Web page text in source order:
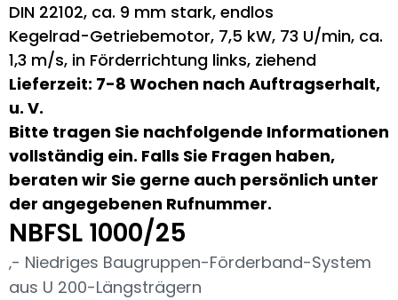
DIN 22102, ca. 9 mm stark, endlos
Kegelrad-Getriebemotor, 7,5 kW, 73 U/min, ca.
1,3 m/s, in Förderrichtung links, ziehend
Lieferzeit: 7-8 Wochen nach Auftragserhalt,
u. V.
Bitte tragen Sie nachfolgende Informationen
vollständig ein. Falls Sie Fragen haben,
beraten wir Sie gerne auch persönlich unter
der angegebenen Rufnummer.
NBFSL 1000/25
‚- Niedriges Baugruppen-Förderband-System
aus U 200-Längsträgern